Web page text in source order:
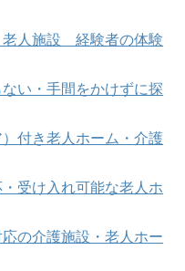
老人施設 経験者の体験
い・手間をかけずに探
付き老人ホーム・介護
受け入れ可能な老人ホ
の介護施設・老人ホー